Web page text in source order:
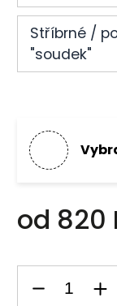
Stříbrné /
"soudek"
od 820